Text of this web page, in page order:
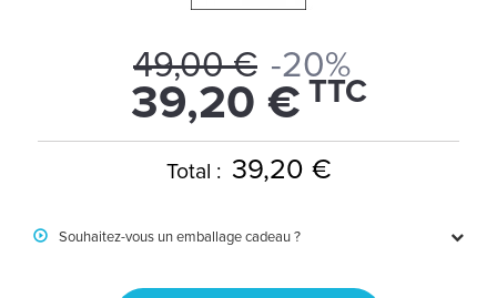
49,00 € -20%
39,20 € TTC
Total : 39,20 €
Souhaitez-vous un emballage cadeau ?